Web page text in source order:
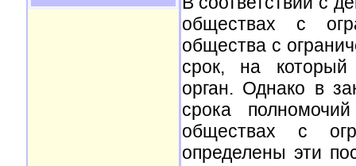
обществах с
общества с
срок, на который
орган. Однако в
срока
обществах с
определены эти